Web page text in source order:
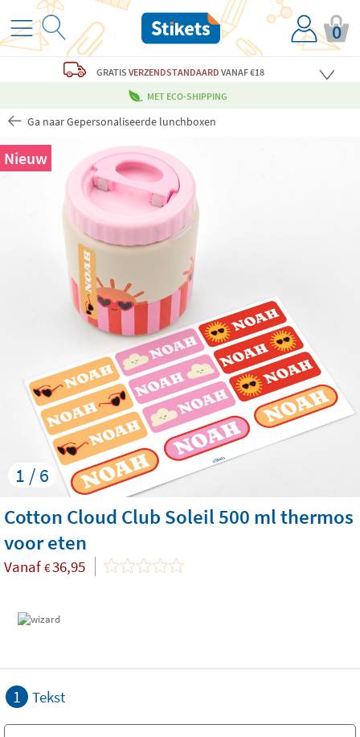
0
GRATIS VERZENDSTANDAARD VANAF €18
MET ECO-SHIPPING
Ga naar Gepersonaliseerde lunchboxen
1 / 6
Nieuw
Cotton Cloud Club Soleil 500 ml thermos
voor eten
Vanaf €36,95
1 Tekst